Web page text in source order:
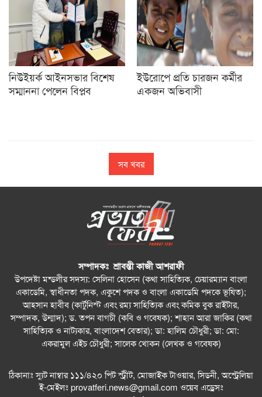
নিউইয়র্ক আইনসভার বিশেষ
সম্মাননা পেলেন বিপ্লব
ইউরোপে প্রতি চারজন কর্মীর
একজন অভিবাসী
সব খবর
সম্পাদকঃ শ্রাবন্তী কাজী আশরাফী
উপদেষ্টা মন্ডলীর সদস্য: সেলিনা হোসেন (কথা সাহিত্যিক, চেয়ারম্যান বাংলা
একাডেমি, স্বাধীনতা পদক, একুশে পদক ও বাংলা একাডেমি পদকে ভূষিত);
আহসান হাবীব (কার্টুনিস্ট এবং রম্য সাহিত্যিক এবং কমিক বুক রাইটার,
সম্পাদক, উন্মাদ); ড. তপন বাগচী (কবি ও গবেষক); শাহান আরা জাকির (কথা
সাহিত্যিক ও নাট্যকার, বাংলাদেশ বেতার); ডা: হালিম চৌধুরী; ডা: মো:
একরামুল এইচ চৌধুরী; সালেক খোকন (লেখক ও গবেষক)
ঠিকানাঃ স্যুট নাম্বার ১১১/৪২০ পিট স্ট্রীট, মোজাইক টাওয়ার, সিডনী, অস্ট্রেলিয়া
ই-মেইলঃprovatferi.news@gmail.com ওয়েব এড্রেসঃ